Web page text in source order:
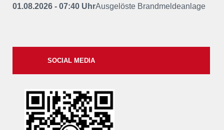
01.08.2026 - 07:40 UhrAusgelöste Brandmeldeanlage
SOCIAL MEDIA